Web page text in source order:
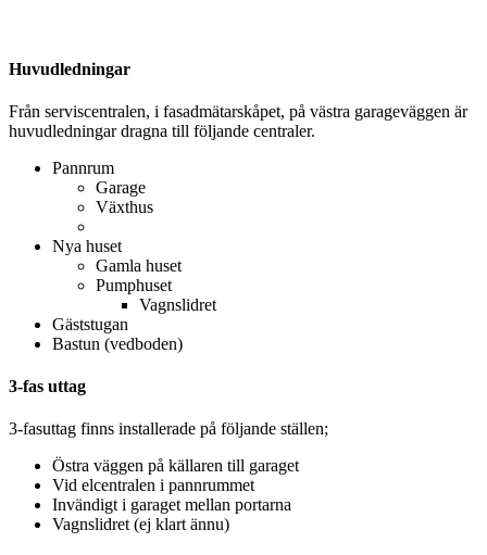
Huvudledningar
Från serviscentralen, i fasadmätarskåpet, på västra garageväggen är
huvudledningar dragna till följande centraler.
Pannrum
Garage
Växthus
Nya huset
Gamla huset
Pumphuset
Vagnslidret
Gäststugan
Bastun (vedboden)
3-fas uttag
3-fasuttag finns installerade på följande ställen;
Östra väggen på källaren till garaget
Vid elcentralen i pannrummet
Invändigt i garaget mellan portarna
Vagnslidret (ej klart ännu)